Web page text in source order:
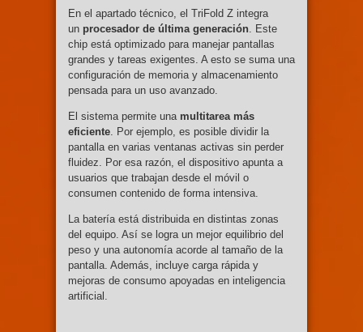
En el apartado técnico, el TriFold Z integra
un procesador de última generación. Este
chip está optimizado para manejar pantallas
grandes y tareas exigentes. A esto se suma una
configuración de memoria y almacenamiento
pensada para un uso avanzado.
El sistema permite una multitarea más
eficiente. Por ejemplo, es posible dividir la
pantalla en varias ventanas activas sin perder
fluidez. Por esa razón, el dispositivo apunta a
usuarios que trabajan desde el móvil o
consumen contenido de forma intensiva.
La batería está distribuida en distintas zonas
del equipo. Así se logra un mejor equilibrio del
peso y una autonomía acorde al tamaño de la
pantalla. Además, incluye carga rápida y
mejoras de consumo apoyadas en inteligencia
artificial.